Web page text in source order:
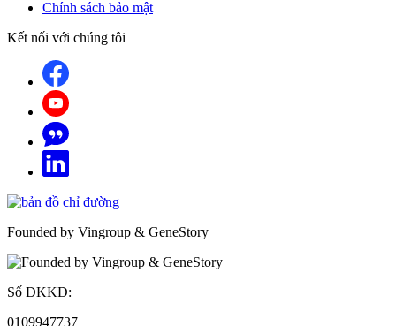
Chính sách bảo mật
Kết nối với chúng tôi
Founded by Vingroup & GeneStory
Số ĐKKD:
0109947737